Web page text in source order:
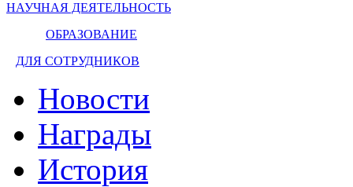
НАУЧНАЯ ДЕЯТЕЛЬНОСТЬ
ОБРАЗОВАНИЕ
ДЛЯ СОТРУДНИКОВ
Новости
Награды
История